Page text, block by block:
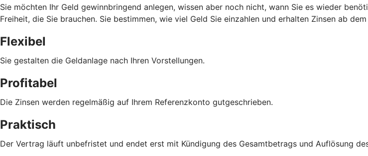
Sie möchten Ihr Geld gewinnbringend anlegen, wissen aber noch nicht, wann Sie es wieder
Freiheit, die Sie brauchen. Sie bestimmen, wie viel Geld Sie einzahlen und erhalten Zinsen ab
Flexibel
Sie gestalten die Geldanlage nach Ihren Vorstellungen.
Profitabel
Die Zinsen werden regelmäßig auf Ihrem Referenzkonto gutgeschrieben.
Praktisch
Der Vertrag läuft unbefristet und endet erst mit Kündigung des Gesamtbetrags und Auflösung